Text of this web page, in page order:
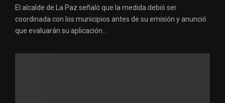
El alcalde de La Paz señaló que la medida debió ser
coordinada con los municipios antes de su emisión y anunció
que evaluarán su aplicación...